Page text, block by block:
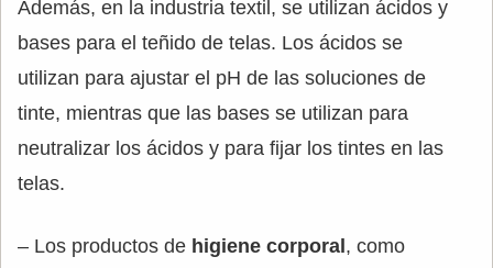
Además, en la industria textil, se utilizan ácidos y
bases para el teñido de telas. Los ácidos se
utilizan para ajustar el pH de las soluciones de
tinte, mientras que las bases se utilizan para
neutralizar los ácidos y para fijar los tintes en las
telas.
– Los productos de higiene corporal, como